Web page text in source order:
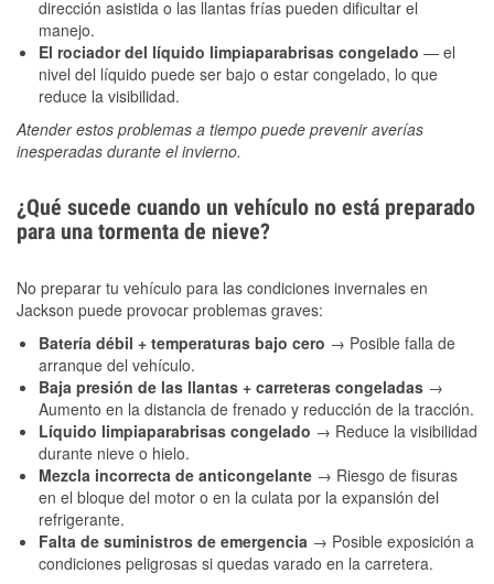
dirección asistida o las llantas frías pueden dificultar el
manejo.
El rociador del líquido limpiaparabrisas congelado — el
nivel del líquido puede ser bajo o estar congelado, lo que
reduce la visibilidad.
Atender estos problemas a tiempo puede prevenir averías
inesperadas durante el invierno.
¿Qué sucede cuando un vehículo no está preparado
para una tormenta de nieve?
No preparar tu vehículo para las condiciones invernales en
Jackson puede provocar problemas graves:
Batería débil + temperaturas bajo cero → Posible falla de
arranque del vehículo.
Baja presión de las llantas + carreteras congeladas →
Aumento en la distancia de frenado y reducción de la tracción.
Líquido limpiaparabrisas congelado → Reduce la visibilidad
durante nieve o hielo.
Mezcla incorrecta de anticongelante → Riesgo de fisuras
en el bloque del motor o en la culata por la expansión del
refrigerante.
Falta de suministros de emergencia → Posible exposición a
condiciones peligrosas si quedas varado en la carretera.